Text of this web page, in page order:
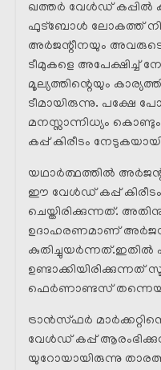
ഖത്തർ വേൾഡ് കപ്പിൽ
ഫുട്ബോൾ ലോകത്ത്
അർജന്റീനയും അവരുടെ
ടീമുകളെ അപേക്ഷിച്ച്
മൂല്യത്തിന്റെയും
ടീമായിരുന്നു. പക്ഷേ
മനസ്സാന്നിധ്യം
കപ്പ് കിരീടം
യഥാർത്ഥത്തിൽ
ഈ വേൾഡ് കപ്പ്
ചെയ്തിരിക്കുന്നത്.
ഉദാഹരണമാണ്
കുതിച്ചുയർന്നത്.ഇതിൽ
ഫെർണാണ്ടസ്
ട്രാൻസ്ഫർ
വേൾഡ് കപ്പ്
യുറോയായിരുന്നു